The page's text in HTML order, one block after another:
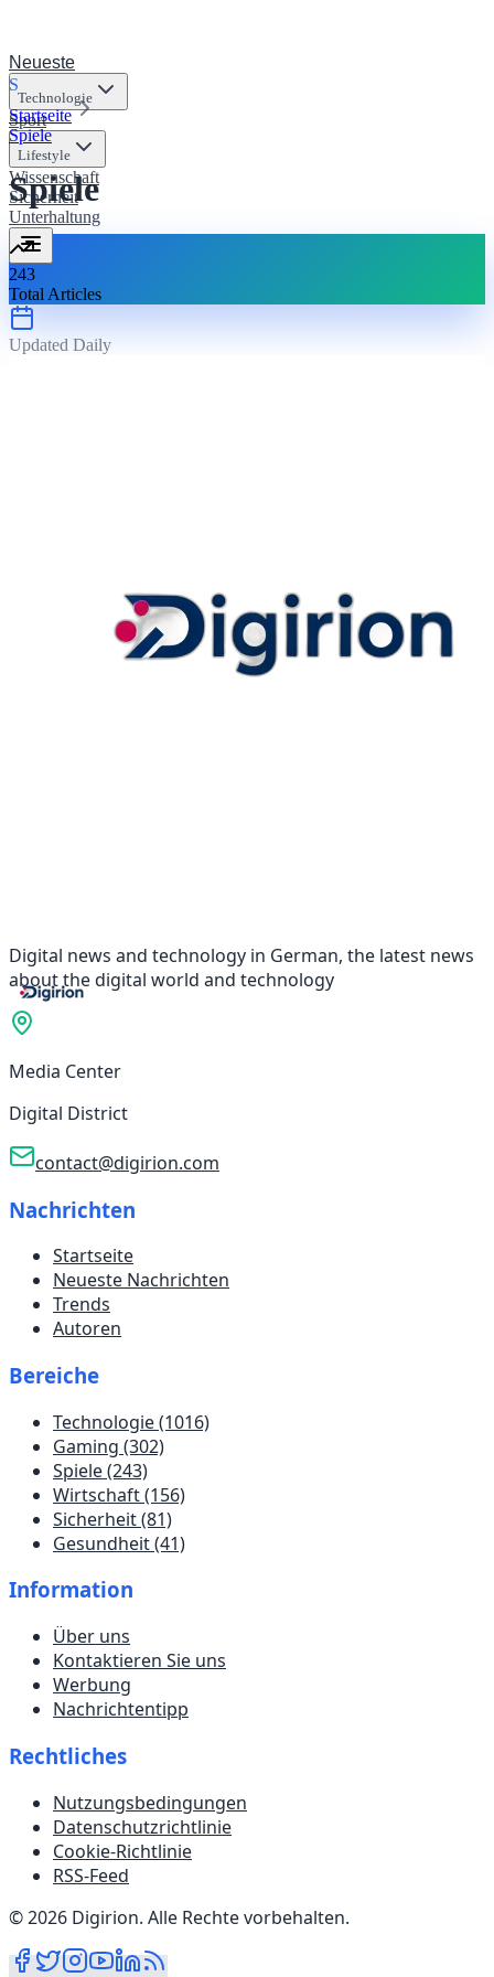
Neueste
Technologie
Sport
Lifestyle
Wissenschaft
Sicherheit
Unterhaltung
S
Startseite
Spiele
Spiele
243
Total Articles
Updated Daily
Digital news and technology in German, the latest news
about the digital world and technology
Media Center
Digital District
contact@digirion.com
Nachrichten
Startseite
Neueste Nachrichten
Trends
Autoren
Bereiche
Technologie(1016)
Gaming (302)
Spiele(243)
Wirtschaft(156)
Sicherheit(81)
Gesundheit(41)
Information
Über uns
Kontaktieren Sie uns
Werbung
Nachrichtentipp
Rechtliches
Nutzungsbedingungen
Datenschutzrichtlinie
Cookie-Richtlinie
RSS-Feed
©2026 Digirion. Alle Rechte vorbehalten.